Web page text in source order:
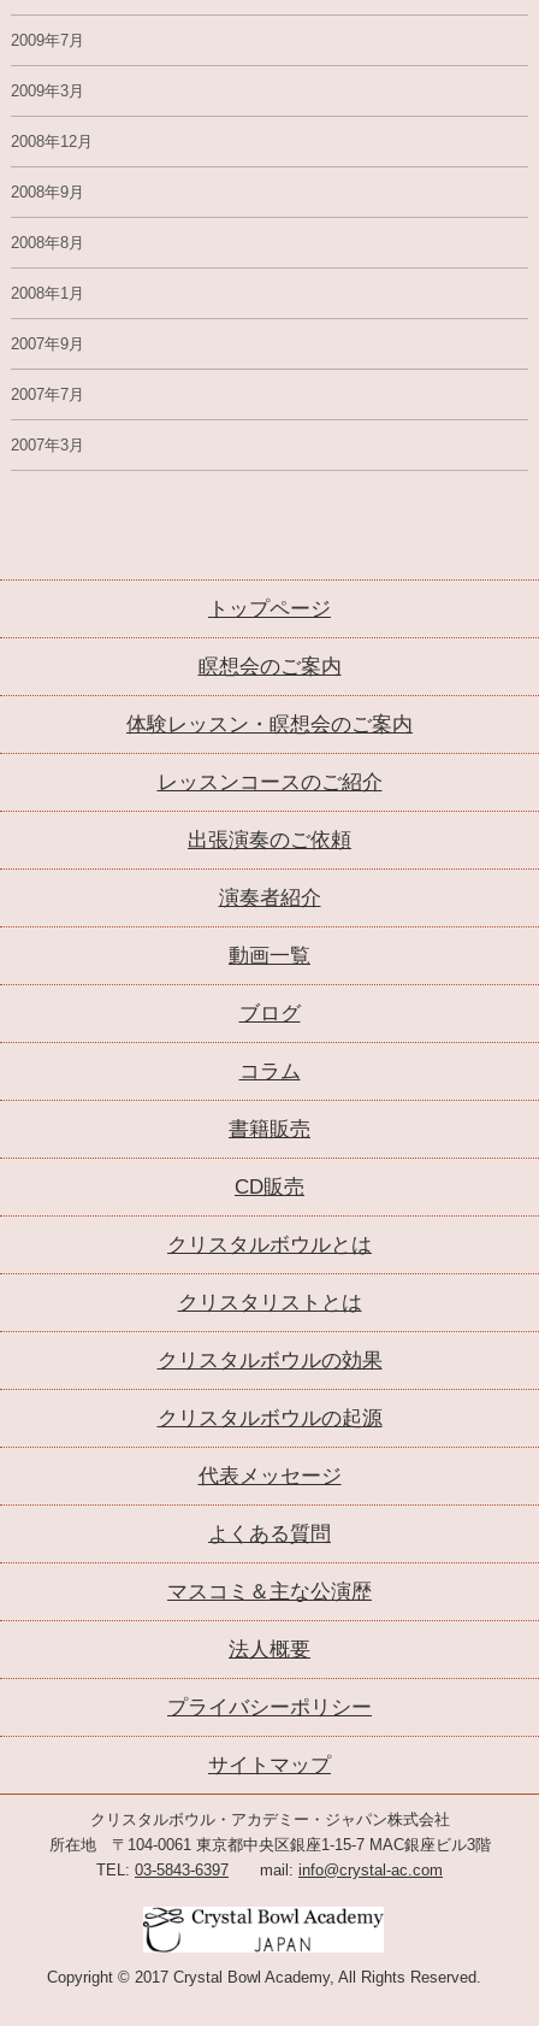
2009年7月
2009年3月
2008年12月
2008年9月
2008年8月
2008年1月
2007年9月
2007年7月
2007年3月
トップページ
瞑想会のご案内
体験レッスン・瞑想会のご案内
レッスンコースのご紹介
出張演奏のご依頼
演奏者紹介
動画一覧
ブログ
コラム
書籍販売
CD販売
クリスタルボウルとは
クリスタリストとは
クリスタルボウルの効果
クリスタルボウルの起源
代表メッセージ
よくある質問
マスコミ＆主な公演歴
法人概要
プライバシーポリシー
サイトマップ
クリスタルボウル・アカデミー・ジャパン株式会社
所在地 〒104-0061 東京都中央区銀座1-15-7 MAC銀座ビル3階
TEL: 03-5843-6397 mail: info@crystal-ac.com
Copyright © 2017 Crystal Bowl Academy, All Rights Reserved.